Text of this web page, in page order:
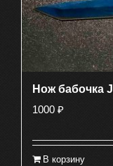
Нож бабочка
1000 ₽
В корзину